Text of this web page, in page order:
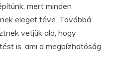
mert minden
eleget téve. Továbbá
vetjük alá, hogy
is, ami a megbízhatóság